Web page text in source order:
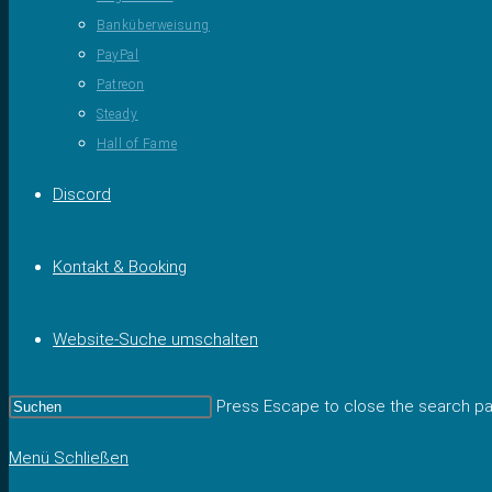
Banküberweisung
PayPal
Patreon
Steady
Hall of Fame
Discord
Kontakt & Booking
Website-Suche umschalten
Press Escape to close the search
Menü Schließen